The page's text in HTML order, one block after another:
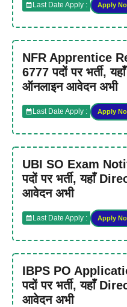
Last Date Apply : Apply
NFR Apprentice
6777 पदों पर भर्ती,
ऑनलाइन आवेदन अभी
Last Date Apply : Apply
UBI SO Exam
पदों पर भर्ती, यहाँ
आवेदन अभी
Last Date Apply : Apply
IBPS PO
पदों पर भर्ती, यहाँ
आवेदन अभी